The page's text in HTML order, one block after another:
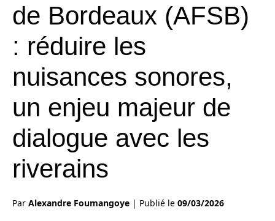
de Bordeaux (AFSB)
: réduire les
nuisances sonores,
un enjeu majeur de
dialogue avec les
riverains
Par Alexandre Foumangoye | Publié le 09/03/2026